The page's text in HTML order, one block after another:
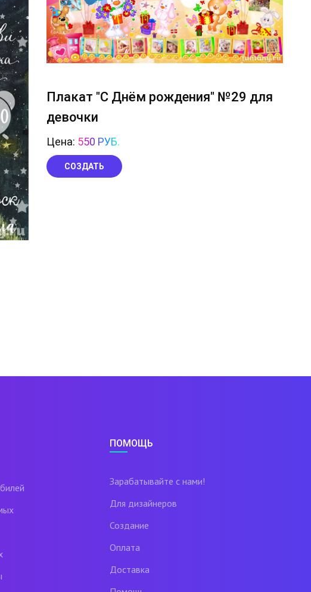
Плакат "С Днём рождения" №29 для
девочки
Цена: 550 РУБ.
СОЗДАТЬ
ПОМОЩЬ
Зарабатывайте с нами!
Для дизайнеров
Создание
Оплата
Доставка